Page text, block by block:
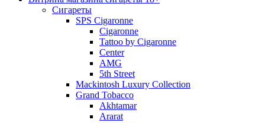
Cигареты
SPS Cigaronne
Сigaronne
Tattoo by Cigaronne
Center
AMG
5th Street
Mackintosh Luxury Collection
Grand Tobacco
Akhtamar
Ararat